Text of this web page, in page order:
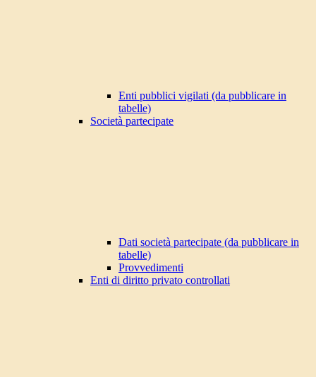
Enti pubblici vigilati (da pubblicare in
tabelle)
Società partecipate
Dati società partecipate (da pubblicare in
tabelle)
Provvedimenti
Enti di diritto privato controllati